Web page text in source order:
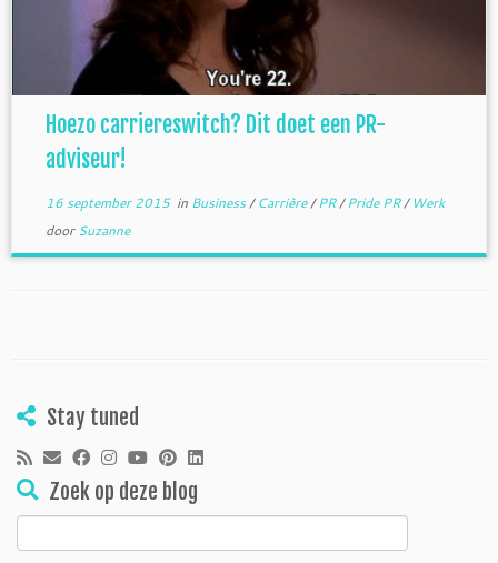
Hoezo carriereswitch? Dit doet een PR-
adviseur!
16 september 2015in Business/Carrière/PR/Pride PR/ Werk
doorSuzanne
Stay tuned
Zoek op deze blog
Zoeken
naar: